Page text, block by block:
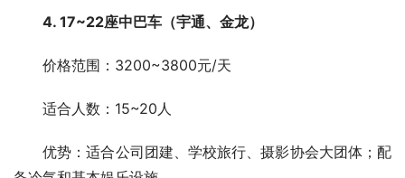
4. 17~22座中巴车（宇通、金龙）
价格范围：3200~3800元/天
适合人数：15~20人
优势：适合公司团建、学校旅行、摄影协会大团体；配